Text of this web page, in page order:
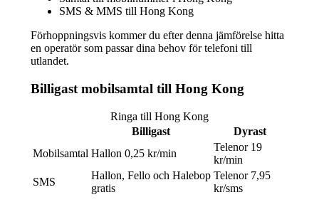
SMS & MMS till Hong Kong
Förhoppningsvis kommer du efter denna jämförelse hitta
en operatör som passar dina behov för telefoni till
utlandet.
Billigast mobilsamtal till Hong Kong
Ringa till Hong Kong
Billigast
Dyrast
Mobilsamtal Hallon 0,25 kr/min
Telenor 19
kr/min
SMS
Hallon, Fello och Halebop
gratis
Telenor 7,95
kr/sms